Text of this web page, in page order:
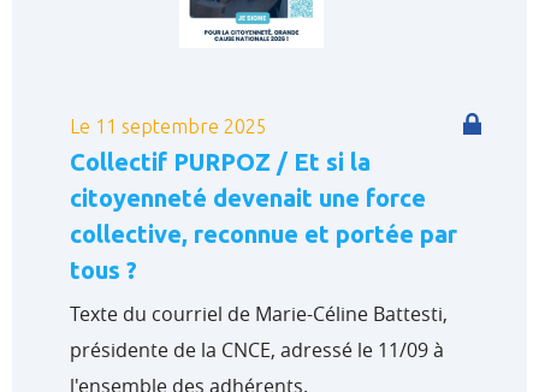
Le 11 septembre 2025
Collectif PURPOZ / Et si la
citoyenneté devenait une force
collective, reconnue et portée par
tous ?
Texte du courriel de Marie-Céline Battesti,
présidente de la CNCE, adressé le 11/09 à
l'ensemble des adhérents.